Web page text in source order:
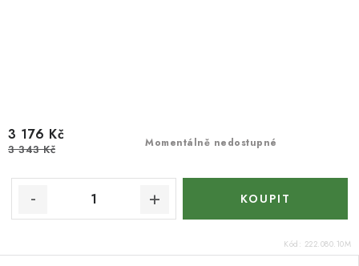
Momentálně nedostupné
3 176 Kč
3 343 Kč
Kód: 222.080.10M